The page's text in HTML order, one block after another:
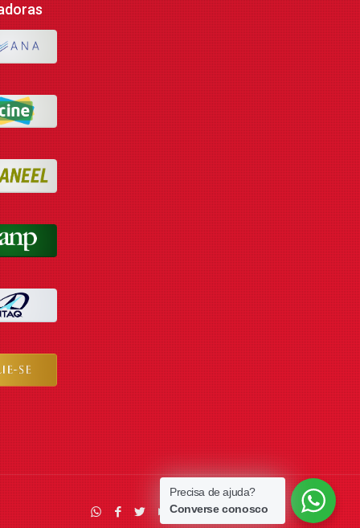
Precisa de ajuda?
Converse conosco